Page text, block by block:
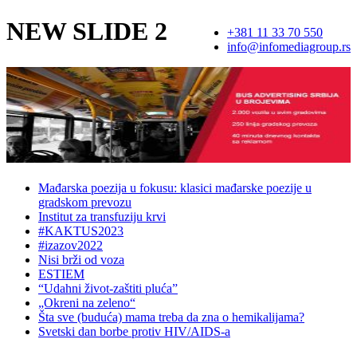
+381 11 33 70 550
info@infomediagroup.rs
NEW SLIDE 2
Mađarska poezija u fokusu: klasici mađarske poezije u
gradskom prevozu
Institut za transfuziju krvi
#KAKTUS2023
#izazov2022
Nisi brži od voza
ESTIEM
“Udahni život-zaštiti pluća”
„Okreni na zeleno“
Šta sve (buduća) mama treba da zna o hemikalijama?
Svetski dan borbe protiv HIV/AIDS-a